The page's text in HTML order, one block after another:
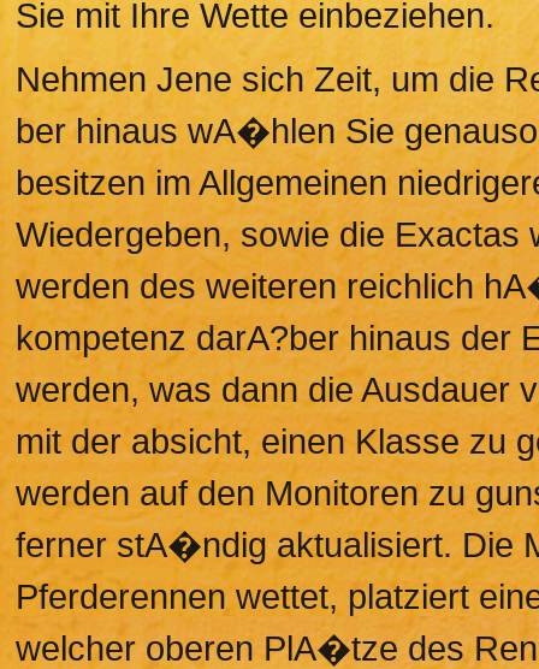
Sie mit Ihre Wette einbeziehen.
Nehmen Jene sich Zeit, um die
ber hinaus wA�hlen Sie
besitzen im Allgemeinen
Wiedergeben, sowie die Exactas
werden des weiteren reichlich
kompetenz darA?ber hinaus der
werden, was dann die
mit der absicht, einen Klasse zu
werden auf den Monitoren zu
ferner stA�ndig aktualisiert. Die
Pferderennen wettet, platziert
welcher oberen PlA�tze des